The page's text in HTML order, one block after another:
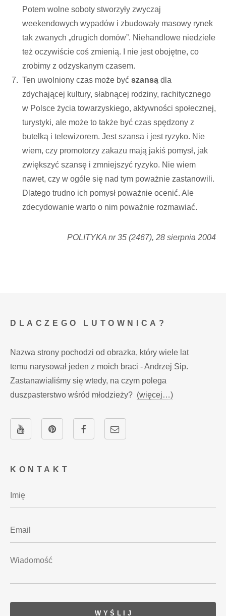
Potem wolne soboty stworzyły zwyczaj
weekendowych wypadów i zbudowały masowy rynek
tak zwanych „drugich domów”. Niehandlowe niedziele
też oczywiście coś zmienią. I nie jest obojętne, co
zrobimy z odzyskanym czasem.
Ten uwolniony czas może być szansą dla
zdychającej kultury, słabnącej rodziny, rachitycznego
w Polsce życia towarzyskiego, aktywności społecznej,
turystyki, ale może to także być czas spędzony z
butelką i telewizorem. Jest szansa i jest ryzyko. Nie
wiem, czy promotorzy zakazu mają jakiś pomysł, jak
zwiększyć szansę i zmniejszyć ryzyko. Nie wiem
nawet, czy w ogóle się nad tym poważnie zastanowili.
Dlatego trudno ich pomysł poważnie ocenić. Ale
zdecydowanie warto o nim poważnie rozmawiać.
POLITYKA nr 35 (2467), 28 sierpnia 2004
KONTAKT
DLACZEGO LUTOWNICA?
Nazwa strony pochodzi od obrazka, który wiele lat
temu narysował jeden z moich braci - Andrzej Sip.
Zastanawialiśmy się wtedy, na czym polega
duszpasterstwo wśród młodzieży? (więcej…)